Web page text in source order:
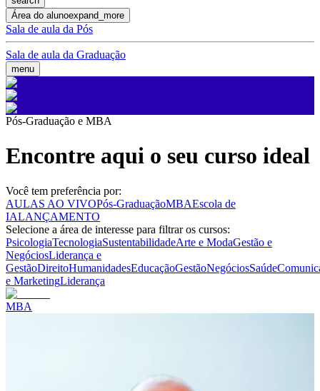
Área do alunoexpand_more
Sala de aula da Pós
Sala de aula da Graduação
menu
Pós-Graduação e MBA
Encontre aqui o seu curso ideal
Você tem preferência por:
AULAS AO VIVOPós-GraduaçãoMBAEscola de
IALANÇAMENTO
Selecione a área de interesse para filtrar os cursos:
PsicologiaTecnologiaSustentabilidadeArte e ModaGestão e
NegóciosLiderança e
GestãoDireitoHumanidadesEducaçãoGestãoNegóciosSaúde
e MarketingLiderança
MBA